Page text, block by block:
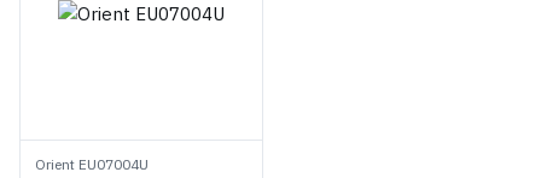
Orient EU07004U